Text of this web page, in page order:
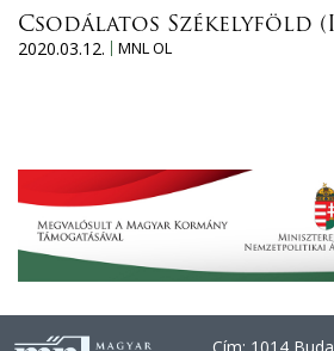
Csodálatos Székelyföld
2020.03.12.
MNL OL